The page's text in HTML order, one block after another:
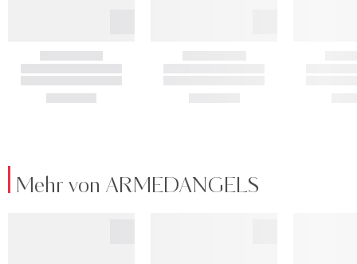
Mehr von ARMEDANGELS